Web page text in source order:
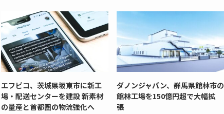
エフピコ、茨城県坂東市に新工
場・配送センターを建設 新素材
の量産と首都圏の物流強化へ
ダノンジャパン、群馬県館林市の
館林工場を150億円超で大幅拡
張